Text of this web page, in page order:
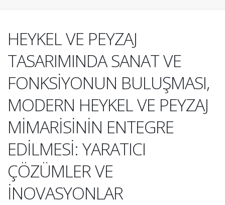
HEYKEL VE PEYZAJ
TASARIMINDA SANAT VE
FONKSİYONUN BULUŞMASI,
MODERN HEYKEL VE PEYZAJ
MİMARİSİNİN ENTEGRE
EDİLMESİ: YARATICI
ÇÖZÜMLER VE
İNOVASYONLAR